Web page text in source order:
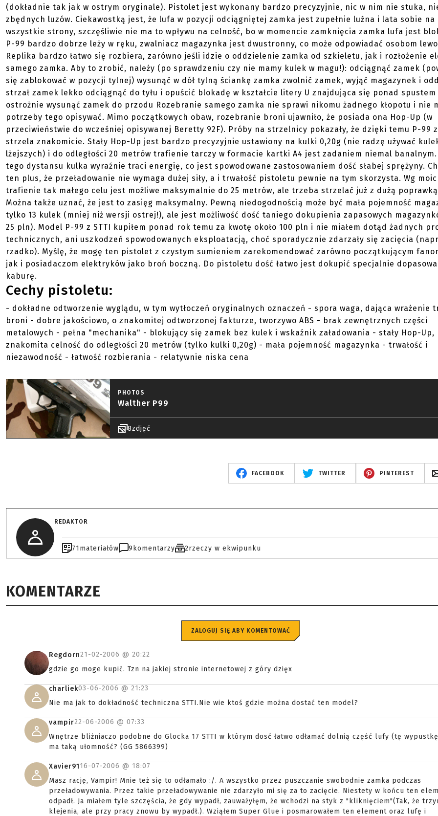
(dokładnie tak jak w ostrym oryginale). Pistolet jest wykonany bardzo precyzyjnie, nic w nim nie stuka,
zbędnych luzów. Ciekawostką jest, że lufa w pozycji odciągniętej zamka jest zupełnie luźna i lata sobie na
wszystkie strony, szczęśliwie nie ma to wpływu na celność, bo w momencie zamknięcia zamka lufa jest
P-99 bardzo dobrze leży w ręku, zwalniacz magazynka jest dwustronny, co może odpowiadać osobom
Replika bardzo łatwo się rozbiera, zarówno jeśli idzie o oddzielenie zamka od szkieletu, jak i rozłożenie
samego zamka. Aby to zrobić, należy (po sprawdzeniu czy nie mamy kulek w magu!): odciągnąć zamek
się zablokować w pozycji tylnej) wysunąć w dół tylną ściankę zamka zwolnić zamek, wyjąć magazynek i
strzał zamek lekko odciągnąć do tyłu i opuścić blokadę w kształcie litery U znajdująca się ponad spustem
ostrożnie wysunąć zamek do przodu Rozebranie samego zamka nie sprawi nikomu żadnego kłopotu i nie
potrzeby tego opisywać. Mimo początkowych obaw, rozebranie broni ujawniło, że posiada ona Hop-Up (w
przeciwieństwie do wcześniej opisywanej Beretty 92F). Próby na strzelnicy pokazały, że dzięki temu P-99 z
strzela znakomicie. Stały Hop-Up jest bardzo precyzyjnie ustawiony na kulki 0,20g (nie radzę używać
lżejszych) i do odległości 20 metrów trafienie tarczy w formacie kartki A4 jest zadaniem niemal banalnym.
tego dystansu kulka wyraźnie traci energię, co jest spowodowane zastosowaniem dość słabej sprężyny.
ten plus, że przeładowanie nie wymaga dużej siły, a i trwałość pistoletu pewnie na tym skorzysta. Wg
trafienie tak małego celu jest możliwe maksymalnie do 25 metrów, ale trzeba strzelać już z dużą
Można także uznać, że jest to zasięg maksymalny. Pewną niedogodnością może być mała pojemność
tylko 13 kulek (mniej niż wersji ostrej!), ale jest możliwość dość taniego dokupienia zapasowych
25 pln). Model P-99 z STTI kupiłem ponad rok temu za kwotę około 100 pln i nie miałem dotąd żadnych
technicznych, ani uszkodzeń spowodowanych eksploatacją, choć sporadycznie zdarzały się zacięcia
rzadko). Myślę, że mogę ten pistolet z czystym sumieniem zarekomendować zarówno początkującym
jak i posiadaczom elektryków jako broń boczną. Do pistoletu dość łatwo jest dokupić specjalnie
kaburę.
Cechy pistoletu:
- dokładne odtworzenie wyglądu, w tym wytłoczeń oryginalnych oznaczeń - spora waga, dająca wrażenie
broni - dobre jakościowo, o znakomitej odtworzonej fakturze, tworzywo ABS - brak zewnętrznych części
metalowych - pełna "mechanika" - blokujący się zamek bez kulek i wskaźnik załadowania - stały Hop-Up,
znakomita celność do odległości 20 metrów (tylko kulki 0,20g) - mała pojemność magazynka - trwałość i
niezawodność - łatwość rozbierania - relatywnie niska cena
PHOTOS
Walther P99
8zdjęć
FACEBOOK TWITTER PINTEREST
REDAKTOR
71materiałów 9 komentarzy 2rzeczy w ekwipunku
KOMENTARZE
ZALOGUJ SIĘ ABY KOMENTOWAĆ
Regdorn21-02-2006 @ 20:22
gdzie go moge kupić. Tzn na jakiej stronie internetowej z góry dzięx
charliek03-06-2006 @ 21:23
Nie ma jak to dokładność techniczna STTI.Nie wie ktoś gdzie można dostać ten model?
vampir22-06-2006 @ 07:33
Wnętrze bliżniaczo podobne do Glocka 17 STTI w którym dosć łatwo odłamać dolnią część lufy (tę
ma taką ułomność? (GG 5866399)
Xavier9116-07-2006 @ 18:07
Masz rację, Vampir! Mnie też się to odłamało :/. A wszystko przez puszczanie swobodnie zamka podczas
przeładowywania. Przez takie przeładowywanie nie zdarzyło mi się za to zacięcie. Niestety w końcu ten
odpadł. Ja miałem tyle szczęścia, że gdy wypadł, zauważyłęm, że wchodzi na styk z "kliknięciem"(Tak, że
klejenia, ale przy pracy znowu by wypadł.). Wziąłem Super Glue i posmarowałem ten element oraz lufę i